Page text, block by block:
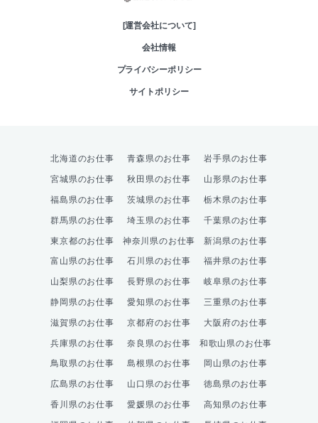
[運営会社について]
会社情報
プライバシーポリシー
サイトポリシー
北海道のお仕事 青森県のお仕事 岩手県のお仕事
宮城県のお仕事 秋田県のお仕事 山形県のお仕事
福島県のお仕事 茨城県のお仕事 栃木県のお仕事
群馬県のお仕事 埼玉県のお仕事 千葉県のお仕事
東京都のお仕事 神奈川県のお仕事 新潟県のお仕事
富山県のお仕事 石川県のお仕事 福井県のお仕事
山梨県のお仕事 長野県のお仕事 岐阜県のお仕事
静岡県のお仕事 愛知県のお仕事 三重県のお仕事
滋賀県のお仕事 京都府のお仕事 大阪府のお仕事
兵庫県のお仕事 奈良県のお仕事 和歌山県のお仕事
鳥取県のお仕事 島根県のお仕事 岡山県のお仕事
広島県のお仕事 山口県のお仕事 徳島県のお仕事
香川県のお仕事 愛媛県のお仕事 高知県のお仕事